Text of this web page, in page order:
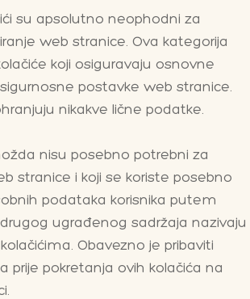
su apsolutno neophodni za
web stranice. Ova kategorija
koji osiguravaju osnovne
postavke web stranice.
nikakve lične podatke.
nisu posebno potrebni za
stranice i koji se koriste posebno
podataka korisnika putem
ugrađenog sadržaja nazivaju
Obavezno je pribaviti
prije pokretanja ovih kolačića na